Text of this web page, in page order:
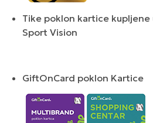
Tike poklon kartice
Sport Vision
GiftOnCard poklon Kartice